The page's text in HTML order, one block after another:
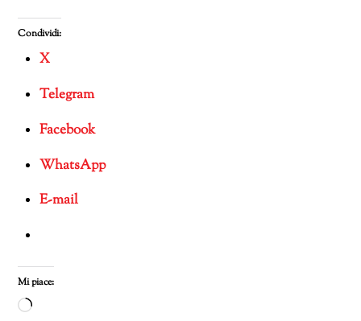
Condividi:
X
Telegram
Facebook
WhatsApp
E-mail
Mi piace:
Caricamento